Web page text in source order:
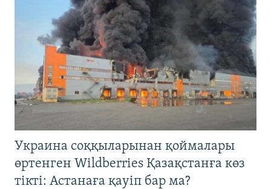
Украина соққыларынан қоймалары
өртенген Wildberries Қазақстанға көз
тікті: Астанаға қауіп бар ма?